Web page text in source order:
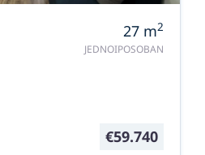
27 m2
JEDNOIPOSOBAN
€59.740